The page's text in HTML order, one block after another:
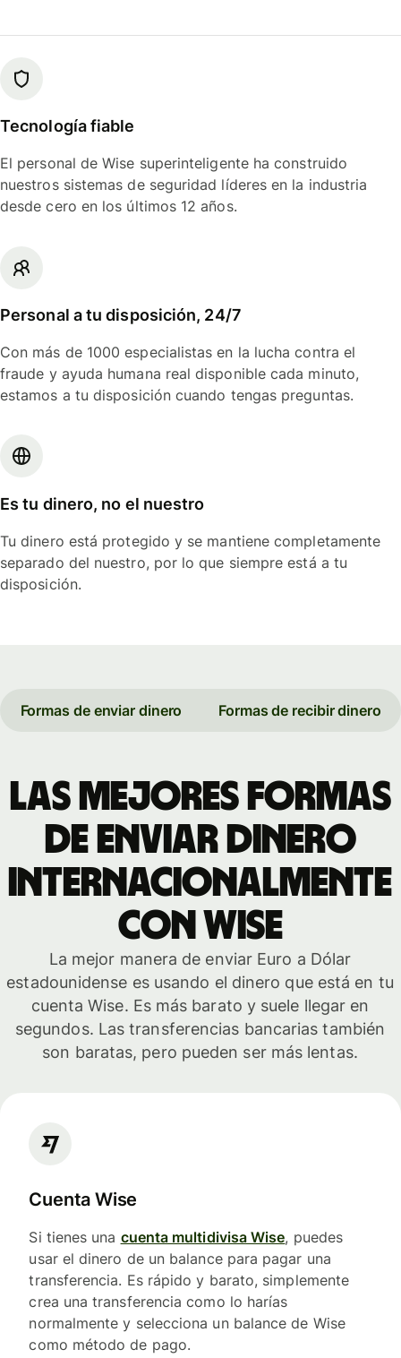
Tecnología fiable
El personal de Wise superinteligente ha construido
nuestros sistemas de seguridad líderes en la industria
desde cero en los últimos 12 años.
Personal a tu disposición, 24/7
Con más de 1000 especialistas en la lucha contra el
fraude y ayuda humana real disponible cada minuto,
estamos a tu disposición cuando tengas preguntas.
Es tu dinero, no el nuestro
Tu dinero está protegido y se mantiene completamente
separado del nuestro, por lo que siempre está a tu
disposición.
Formas de enviar dinero Formas de recibir dinero
Las mejores formas
de enviar dinero
internacionalmente
con Wise
La mejor manera de enviar Euro a Dólar
estadounidense es usando el dinero que está en tu
cuenta Wise. Es más barato y suele llegar en
segundos. Las transferencias bancarias también
son baratas, pero pueden ser más lentas.
Cuenta Wise
Si tienes una cuenta multidivisa Wise, puedes
usar el dinero de un balance para pagar una
transferencia. Es rápido y barato, simplemente
crea una transferencia como lo harías
normalmente y selecciona un balance de Wise
como método de pago.